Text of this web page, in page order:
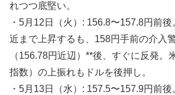
れつつ底堅い。
・5月12日（火）: 156.8〜157.8円前
近まで上昇するも、158円手前の介入
（156.78円近辺）**後、すぐに反発。
指数）の上振れもドルを後押し。
・5月13日（水）: 157.5〜157.9円前